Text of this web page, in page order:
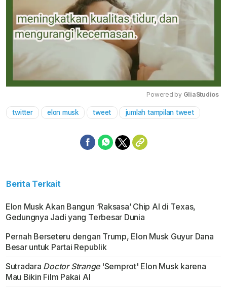
Mute
Powered by GliaStudios
twitter elon musk tweet jumlah tampilan tweet
Berita Terkait
Elon Musk Akan Bangun ‘Raksasa’ Chip AI di Texas,
Gedungnya Jadi yang Terbesar Dunia
Pernah Berseteru dengan Trump, Elon Musk Guyur Dana
Besar untuk Partai Republik
Sutradara Doctor Strange'Semprot' Elon Musk karena
Mau Bikin Film Pakai AI